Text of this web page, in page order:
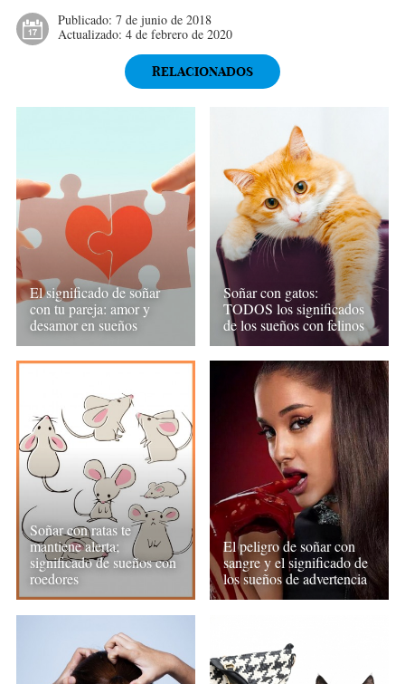
Publicado: 7 de junio de 2018
Actualizado: 4 de febrero de 2020
RELACIONADOS
El significado de soñar
con tu pareja: amor y
desamor en sueños
Soñar con gatos:
TODOS los significados
de los sueños con felinos
Soñar con ratas te
mantiene alerta;
significado de sueños con
roedores
El peligro de soñar con
sangre y el significado de
los sueños de advertencia